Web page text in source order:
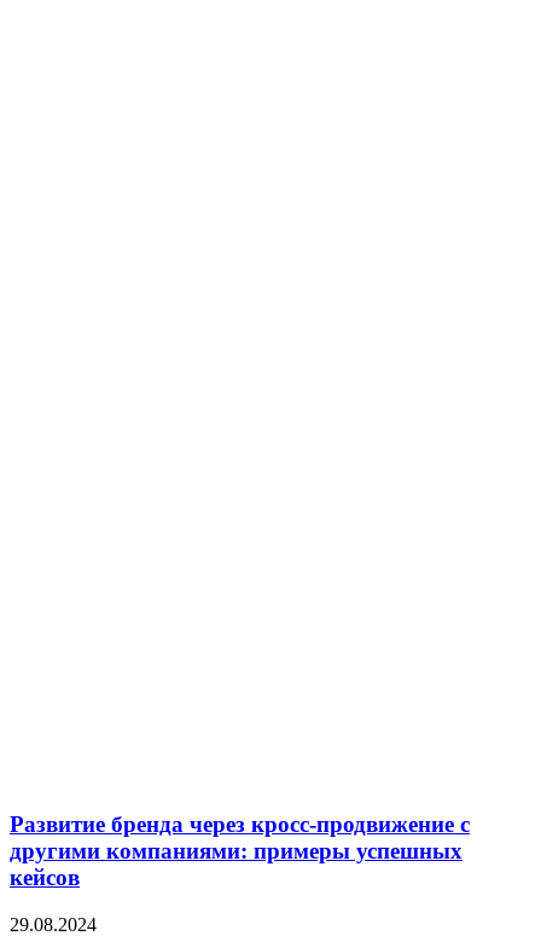
Развитие бренда через кросс-продвижение с
другими компаниями: примеры успешных
кейсов
29.08.2024